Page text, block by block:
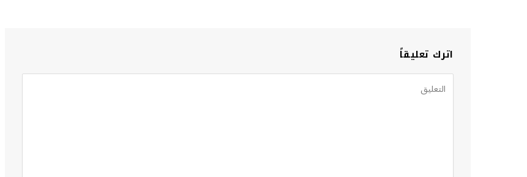
اترك تعليقاً